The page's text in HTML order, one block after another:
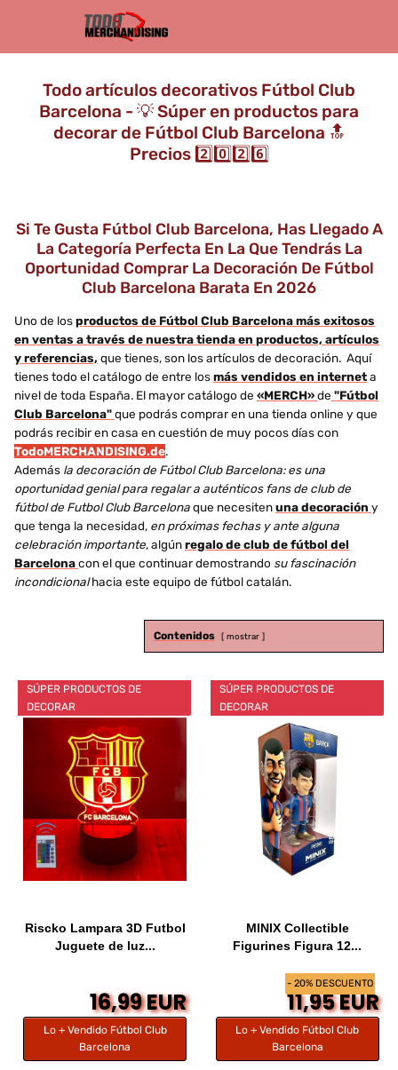
Todo artículos decorativos Fútbol Club
Barcelona - 💡 Súper en productos para
decorar de Fútbol Club Barcelona 🔝
Precios 2️⃣0️⃣2️⃣6️⃣
Si Te Gusta Fútbol Club Barcelona, Has Llegado A
La Categoría Perfecta En La Que Tendrás La
Oportunidad Comprar La Decoración De Fútbol
Club Barcelona Barata En 2026
Uno de losproductos de Fútbol Club Barcelona más exitosos
en ventas a través de nuestra tienda en productos, artículos
y referencias, que tienes, son los artículos de decoración. Aquí
tienes todo el catálogo de entre losmás vendidos en interneta
nivel de toda España. El mayor catálogo de «MERCH»de "Fútbol
Club Barcelona"que podrás comprar en una tienda online y que
podrás recibir en casa en cuestión de muy pocos días con
TodoMERCHANDISING.de.
Además la decoración de Fútbol Club Barcelona: es una
oportunidad genial para regalar a auténticos fans de club de
fútbol de Futbol Club Barcelonaque necesitenuna decoración y
que tenga la necesidad, en próximas fechas y ante alguna
celebración importante, algúnregalo de club de fútbol del
Barcelonacon el que continuar demostrando su fascinación
incondicionalhacia este equipo de fútbol catalán.
Contenidos mostrar
SÚPER PRODUCTOS DE
DECORAR
Riscko Lampara 3D Futbol
Juguete de luz...
16,99 EUR
Lo + Vendido Fútbol Club
Barcelona
- 20% DESCUENTO
SÚPER PRODUCTOS DE
DECORAR
MINIX Collectible
Figurines Figura 12...
11,95 EUR
Lo + Vendido Fútbol Club
Barcelona